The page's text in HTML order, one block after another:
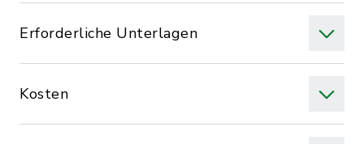
Erforderliche Unterlagen
Kosten